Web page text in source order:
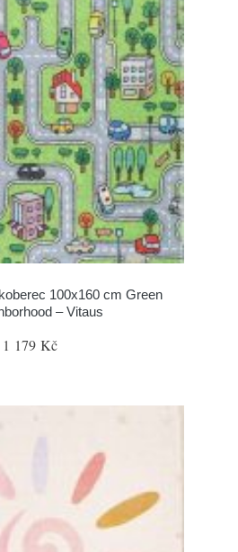
100x160 cm Green
– Vitaus
1 179 Kč